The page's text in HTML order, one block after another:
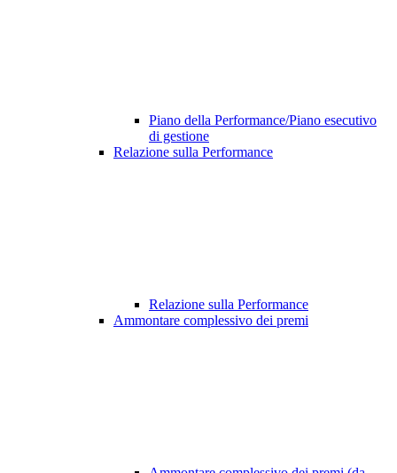
Piano della Performance/Piano esecutivo
di gestione
Relazione sulla Performance
Relazione sulla Performance
Ammontare complessivo dei premi